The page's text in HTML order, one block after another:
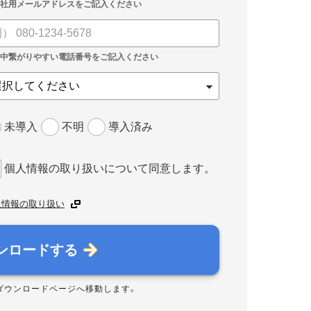
未導入 不明 導入済み
個人情報の取り扱いについて同意します。
報の取り扱い
ロードする
ウンロードページへ移動します。